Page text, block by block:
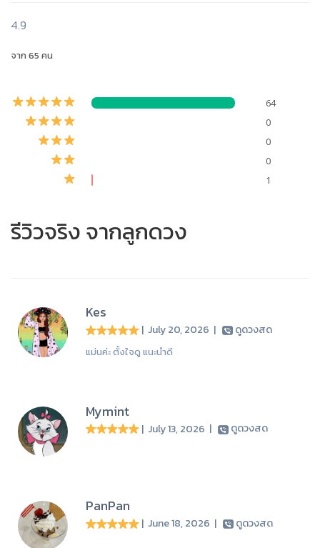
4.9
จาก 65 คน
64
0
0
0
1
รีวิวจริง จากลูกดวง
Kes
| July 20, 2026 | ดูดวงสด
แม่นค่ะ ตั้งใจดู แนะนำดี
Mymint
| July 13, 2026 | ดูดวงสด
PanPan
| June 18, 2026 | ดูดวงสด